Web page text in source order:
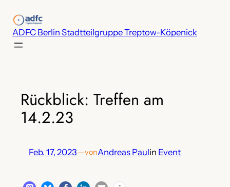
Inhalt
springen
ADFC Berlin Stadtteilgruppe Treptow-Köpenick
Rückblick: Treffen am
14.2.23
Feb. 17, 2023—vonAndreas Paulin Event